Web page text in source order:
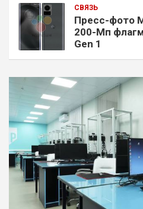
СВЯЗЬ
Пресс-фото
200-Мп
Gen 1